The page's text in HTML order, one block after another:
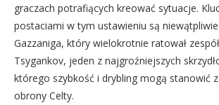
graczach potrafiących kreować sytuacje.
postaciami w tym ustawieniu są
Gazzaniga, który wielokrotnie ratował
Tsygankov, jeden z najgroźniejszych
którego szybkość i drybling mogą stanowić
obrony Celty.